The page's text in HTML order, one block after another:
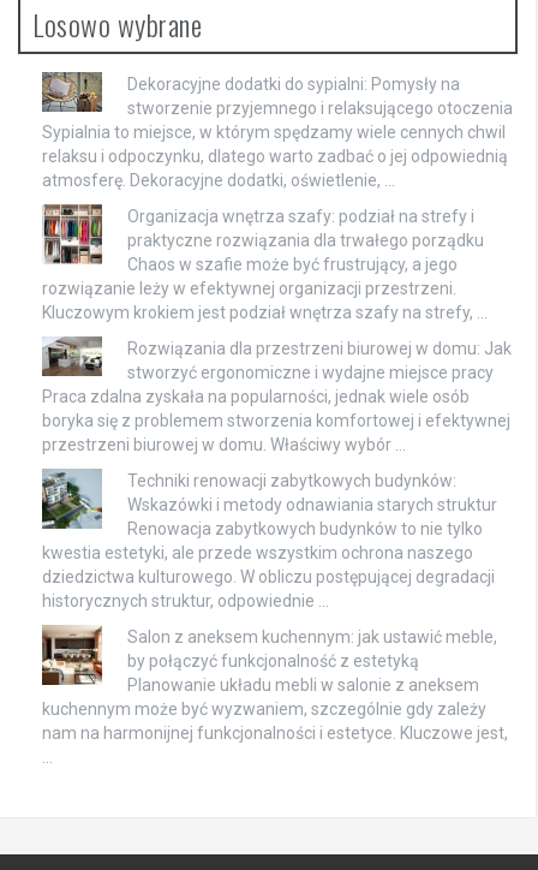
Losowo wybrane
Dekoracyjne dodatki do sypialni: Pomysły na
stworzenie przyjemnego i relaksującego otoczenia
Sypialnia to miejsce, w którym spędzamy wiele cennych chwil
relaksu i odpoczynku, dlatego warto zadbać o jej odpowiednią
atmosferę. Dekoracyjne dodatki, oświetlenie, …
Organizacja wnętrza szafy: podział na strefy i
praktyczne rozwiązania dla trwałego porządku
Chaos w szafie może być frustrujący, a jego
rozwiązanie leży w efektywnej organizacji przestrzeni.
Kluczowym krokiem jest podział wnętrza szafy na strefy, …
Rozwiązania dla przestrzeni biurowej w domu: Jak
stworzyć ergonomiczne i wydajne miejsce pracy
Praca zdalna zyskała na popularności, jednak wiele osób
boryka się z problemem stworzenia komfortowej i efektywnej
przestrzeni biurowej w domu. Właściwy wybór …
Techniki renowacji zabytkowych budynków:
Wskazówki i metody odnawiania starych struktur
Renowacja zabytkowych budynków to nie tylko
kwestia estetyki, ale przede wszystkim ochrona naszego
dziedzictwa kulturowego. W obliczu postępującej degradacji
historycznych struktur, odpowiednie …
Salon z aneksem kuchennym: jak ustawić meble,
by połączyć funkcjonalność z estetyką
Planowanie układu mebli w salonie z aneksem
kuchennym może być wyzwaniem, szczególnie gdy zależy
nam na harmonijnej funkcjonalności i estetyce. Kluczowe jest,